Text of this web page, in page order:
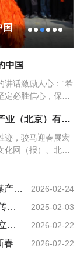
》报道说，旅行便
数据”。旅游平台
同比翻了一番。
会。新华社发
道，数据显示，
增长471%。免签
赴华旅游热潮。
天的春运期间，
有望创造消费新纪
产生更大的经济
验游……马来西亚
化，这些新趋势“均
流媒体《卫报》报
趋势，并伴随交通
自
中国
话激励人心：“希
必胜信心，保持
，涌动的人潮、
中国红”点亮世
无数奋斗者以只
…… 透过春节这
国。 出行火热，
公路口岸的粤港
买几支花装点一下
捧花束，笑意盈
下”相向而行，粤
桥珠海公路口岸单
游客在澳门议事
业（北京）有限
迹，骏马迎春展宏
网（报）、北京
媒（安阳）有限责
脉恒昌；初心如
笃行、硕果盈枝的
，凝聚全国文化
2026年由中华人民
产业
2026-02-24
古
2025-02-03
自
2026-02-22
春 2026-02-22